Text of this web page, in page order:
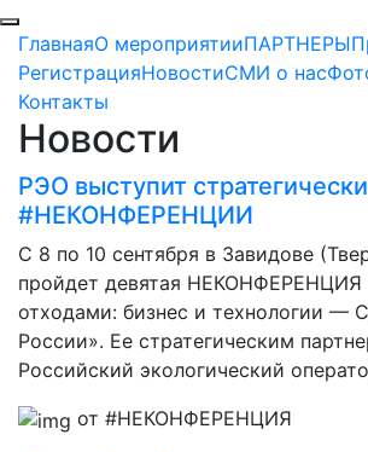
ГлавнаяО мероприятииПАРТНЕРЫ
РегистрацияНовостиСМИ о нас
Контакты
Новости
РЭО выступит
#НЕКОНФЕРЕНЦИИ
С 8 по 10 сентября в Завидове
пройдет девятая НЕКОНФЕРЕНЦИЯ
отходами: бизнес и технологии —
России». Ее стратегическим
Российский экологический
от #НЕКОНФЕРЕНЦИЯ